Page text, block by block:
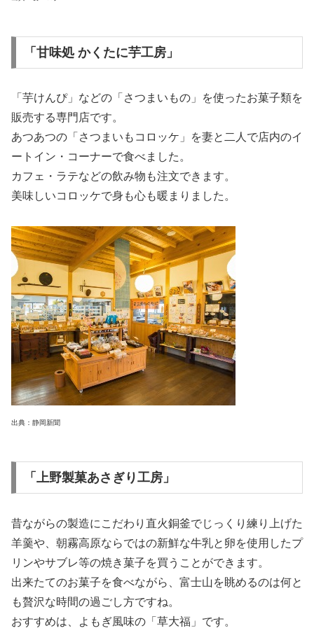
「甘味処 かくたに芋工房」
「芋けんぴ」などの「さつまいもの」を使ったお菓子類を
販売する専門店です。
あつあつの「さつまいもコロッケ」を妻と二人で店内のイ
ートイン・コーナーで食べました。
カフェ・ラテなどの飲み物も注文できます。
美味しいコロッケで身も心も暖まりました。
出典：静岡新聞
「上野製菓あさぎり工房」
昔ながらの製造にこだわり直火銅釜でじっくり練り上げた
羊羹や、朝霧高原ならではの新鮮な牛乳と卵を使用したプ
リンやサブレ等の焼き菓子を買うことができます。
出来たてのお菓子を食べながら、富士山を眺めるのは何と
も贅沢な時間の過ごし方ですね。
おすすめは、よもぎ風味の「草大福」です。